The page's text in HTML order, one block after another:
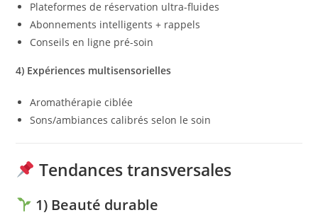
Plateformes de réservation ultra-fluides
Abonnements intelligents + rappels
Conseils en ligne pré-soin
4) Expériences multisensorielles
Aromathérapie ciblée
Sons/ambiances calibrés selon le soin
Tendances transversales
1) Beauté durable